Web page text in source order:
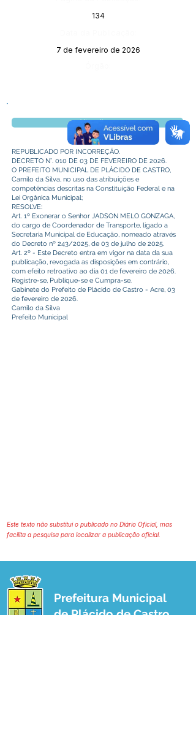
134
7 de fevereiro de 2026
Visualizar
REPUBLICADO POR INCORREÇÃO.
DECRETO N°. 010 DE 03 DE FEVEREIRO DE 2026.
O PREFEITO MUNICIPAL DE PLÁCIDO DE CASTRO,
Camilo da Silva, no uso das atribuições e
competências descritas na Constituição Federal e na
Lei Orgânica Municipal;
RESOLVE:
Art. 1º Exonerar o Senhor JADSON MELO GONZAGA,
do cargo de Coordenador de Transporte, ligado a
Secretaria Municipal de Educação, nomeado através
do Decreto nº 243/2025, de 03 de julho de 2025.
Art. 2º - Este Decreto entra em vigor na data da sua
publicação, revogada as disposições em contrário,
com efeito retroativo ao dia 01 de fevereiro de 2026.
Registre-se, Publique-se e Cumpra-se.
Gabinete do Prefeito de Plácido de Castro - Acre, 03
de fevereiro de 2026.
Camilo da Silva
Prefeito Municipal
Este texto não substitui o publicado no Diário Oficial, mas
facilita a pesquisa para localizar a publicação oficial.
Prefeitura Municipal
de Plácido de Castro